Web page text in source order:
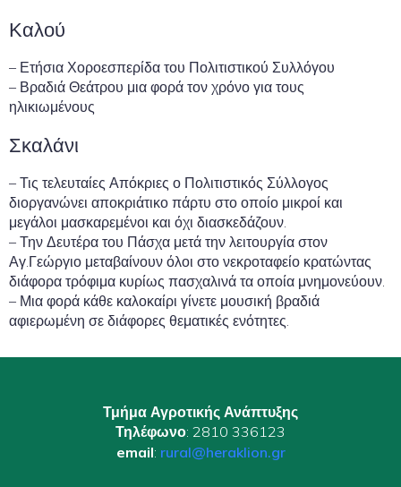
Καλού
– Ετήσια Χοροεσπερίδα του Πολιτιστικού Συλλόγου
– Βραδιά Θεάτρου μια φορά τον χρόνο για τους
ηλικιωμένους
Σκαλάνι
– Τις τελευταίες Απόκριες ο Πολιτιστικός Σύλλογος
διοργανώνει αποκριάτικο πάρτυ στο οποίο μικροί και
μεγάλοι μασκαρεμένοι και όχι διασκεδάζουν.
– Την Δευτέρα του Πάσχα μετά την λειτουργία στον
Αγ.Γεώργιο μεταβαίνουν όλοι στο νεκροταφείο κρατώντας
διάφορα τρόφιμα κυρίως πασχαλινά τα οποία μνημονεύουν.
– Μια φορά κάθε καλοκαίρι γίνετε μουσική βραδιά
αφιερωμένη σε διάφορες θεματικές ενότητες.
Τμήμα Αγροτικής Ανάπτυξης
Τηλέφωνο: 2810 336123
email: rural@heraklion.gr